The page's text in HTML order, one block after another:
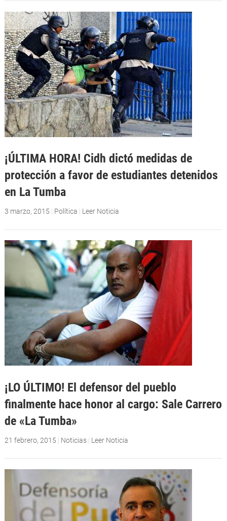
¡ÚLTIMA HORA! Cidh dictó medidas de
protección a favor de estudiantes detenidos
en La Tumba
3 marzo, 2015 | Política | Leer Noticia
¡LO ÚLTIMO! El defensor del pueblo
finalmente hace honor al cargo: Sale Carrero
de «La Tumba»
21 febrero, 2015 | Noticias | Leer Noticia